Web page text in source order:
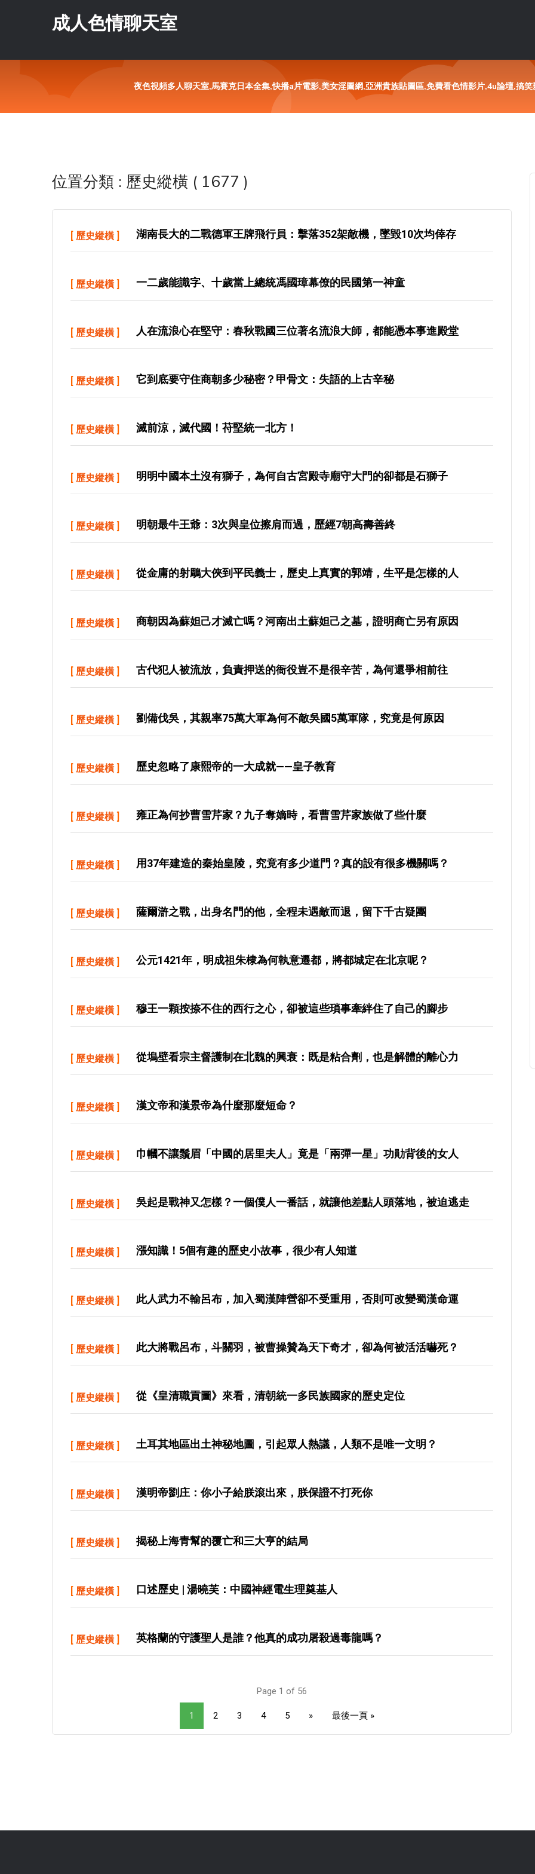
成人色情聊天室
夜色視頻多人聊天室,馬賽克日本全集,快播a片電影,美女淫圖網,亞洲貴族貼圖區,免費看色情影片,4u論壇,搞
位置分類 : 歷史縱橫 ( 1677 )
[ 歷史縱橫 ] 湖南長大的二戰德軍王牌飛行員：擊落352架敵機，墜毀10次均倖存
[ 歷史縱橫 ] 一二歲能識字、十歲當上總統馮國璋幕僚的民國第一神童
[ 歷史縱橫 ] 人在流浪心在堅守：春秋戰國三位著名流浪大師，都能憑本事進殿堂
[ 歷史縱橫 ] 它到底要守住商朝多少秘密？甲骨文：失語的上古辛秘
[ 歷史縱橫 ] 滅前涼，滅代國！苻堅統一北方！
[ 歷史縱橫 ] 明明中國本土沒有獅子，為何自古宮殿寺廟守大門的卻都是石獅子
[ 歷史縱橫 ] 明朝最牛王爺：3次與皇位擦肩而過，歷經7朝高壽善終
[ 歷史縱橫 ] 從金庸的射鵰大俠到平民義士，歷史上真實的郭靖，生平是怎樣的人
[ 歷史縱橫 ] 商朝因為蘇妲己才滅亡嗎？河南出土蘇妲己之墓，證明商亡另有原因
[ 歷史縱橫 ] 古代犯人被流放，負責押送的衙役豈不是很辛苦，為何還爭相前往
[ 歷史縱橫 ] 劉備伐吳，其親率75萬大軍為何不敵吳國5萬軍隊，究竟是何原因
[ 歷史縱橫 ] 歷史忽略了康熙帝的一大成就——皇子教育
[ 歷史縱橫 ] 雍正為何抄曹雪芹家？九子奪嫡時，看曹雪芹家族做了些什麼
[ 歷史縱橫 ] 用37年建造的秦始皇陵，究竟有多少道門？真的設有很多機關嗎？
[ 歷史縱橫 ] 薩爾滸之戰，出身名門的他，全程未遇敵而退，留下千古疑團
[ 歷史縱橫 ] 公元1421年，明成祖朱棣為何執意遷都，將都城定在北京呢？
[ 歷史縱橫 ] 穆王一顆按捺不住的西行之心，卻被這些瑣事牽絆住了自己的腳步
[ 歷史縱橫 ] 從塢壁看宗主督護制在北魏的興衰：既是粘合劑，也是解體的離心力
[ 歷史縱橫 ] 漢文帝和漢景帝為什麼那麼短命？
[ 歷史縱橫 ] 巾幗不讓鬚眉「中國的居里夫人」竟是「兩彈一星」功勛背後的女人
[ 歷史縱橫 ] 吳起是戰神又怎樣？一個僕人一番話，就讓他差點人頭落地，被迫逃走
[ 歷史縱橫 ] 漲知識！5個有趣的歷史小故事，很少有人知道
[ 歷史縱橫 ] 此人武力不輸呂布，加入蜀漢陣營卻不受重用，否則可改變蜀漢命運
[ 歷史縱橫 ] 此大將戰呂布，斗關羽，被曹操贊為天下奇才，卻為何被活活嚇死？
[ 歷史縱橫 ] 從《皇清職貢圖》來看，清朝統一多民族國家的歷史定位
[ 歷史縱橫 ] 土耳其地區出土神秘地圖，引起眾人熱議，人類不是唯一文明？
[ 歷史縱橫 ] 漢明帝劉庄：你小子給朕滾出來，朕保證不打死你
[ 歷史縱橫 ] 揭秘上海青幫的覆亡和三大亨的結局
[ 歷史縱橫 ] 口述歷史 | 湯曉芙：中國神經電生理奠基人
[ 歷史縱橫 ] 英格蘭的守護聖人是誰？他真的成功屠殺過毒龍嗎？
Page 1 of 56
1 2 3 4 5 » 最後一頁 »